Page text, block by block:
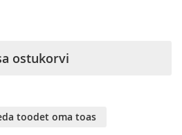
ostukorvi
toodet oma toas